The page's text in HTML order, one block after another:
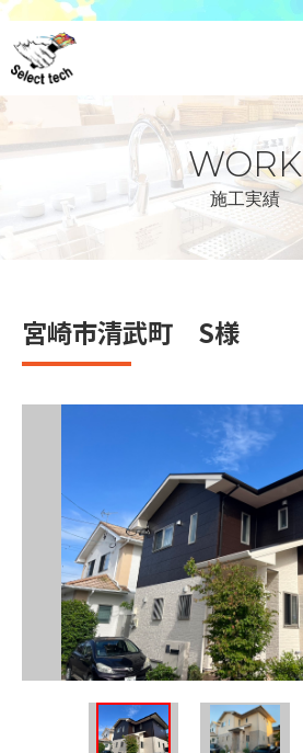
WORK
施工実績
宮崎市清武町 S様